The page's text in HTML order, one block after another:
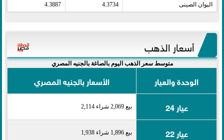
اليوان الصينى​ 4.3734
4.3887
أسعار الذهب
متوسط سعر الذهب اليوم بالصاغة بالجنيه المصري
الوحدة والعيار
الأسعار بالجنيه المصري
عيار 24
بيع 2,069 شراء 2,114
عيار 22 بيع 1,896 شراء 1,938